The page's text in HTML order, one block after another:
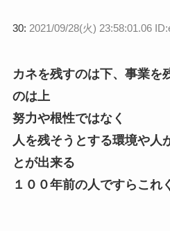
30: 2021/09/28(火) 23:58:01.06
カネを残すのは下、事業を
のは上
努力や根性ではなく
人を残そうとする環境や人
とが出来る
１００年前の人ですらこれ